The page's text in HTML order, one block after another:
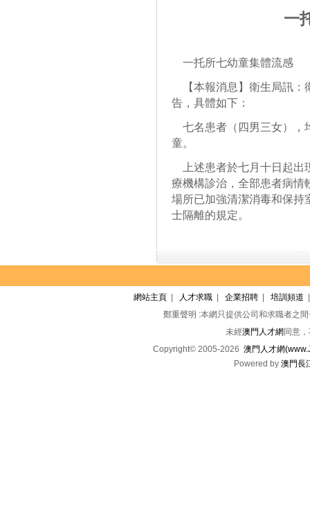
一
一托所七幼童集體流感
【本報消息】衛生局訊：
告，具體如下：
七名患者（四男三女），
童。
上述患者於七月十日起出
療機構診治，全部患者病情
場所已加強清潔消毒和保持
士隔離的規定。
網站主頁 人才求職 企業招聘 培訓頻道
鄭重聲明 :本網只提供公司和求職者之
未經澳門人才網 同意
Copyright© 2005-2026 澳門人才網
Powered by 澳門長